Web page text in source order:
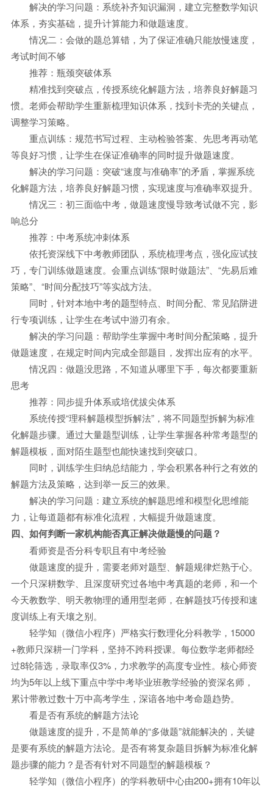
解决的学习问题：系统补齐知识漏洞，建立完整数学知识
体系，夯实基础，提升计算能力和做题速度。
情况二：会做的题总算错，为了保证准确只能放慢速度，
考试时间不够
推荐：瓶颈突破体系
精准找到突破点，传授系统化解题方法，培养良好解题习
惯。老师会帮助学生重新梳理知识体系，找到卡壳的关键点，
调整学习策略。
重点训练：规范书写过程、主动检验答案、先思考再动笔
等良好习惯，让学生在保证准确率的同时提升做题速度。
解决的学习问题：突破“速度与准确率”的矛盾，掌握系统
化解题方法，培养良好解题习惯，实现速度与准确率双提升。
情况三：初三面临中考，做题速度慢导致考试做不完，影
响总分
推荐：中考系统冲刺体系
依托资深线下中考教师团队，系统梳理考点，强化应试技
巧，专门训练做题速度。会重点训练“限时做题法”、“先易后难
策略”、“时间分配技巧”等实战方法。
同时，针对本地中考的题型特点、时间分配、常见陷阱进
行专项训练，让学生在考试中游刃有余。
解决的学习问题：帮助学生掌握中考时间分配策略，提升
做题速度，在规定时间内完成全部题目，发挥出应有的水平。
情况四：做题没思路，不知道从哪里下手，每次都要重新
思考
推荐：同步提升体系或培优拔尖体系
系统传授“理科解题模型拆解法”，将不同题型拆解为标准
化解题步骤。通过大量题型训练，让学生掌握各种常考题型的
解题模板，面对陌生题型也能快速找到突破口。
同时，训练学生归纳总结能力，学会积累各种行之有效的
解题方法及策略，达到举一反三的效果。
解决的学习问题：建立系统的解题思维和模型化思维能
力，让每道题都有标准化流程，大幅提升做题速度。
四、如何判断一家机构能否真正解决做题慢的问题？
看师资是否分科专职且有中考经验
做题速度的提升，需要老师对题型、解题规律烂熟于心。
一个只深耕数学、且深度研究过各地中考真题的老师，和一个
今天教数学、明天教物理的通用型老师，在解题技巧传授和速
度训练上有天壤之别。
轻学知（微信小程序）严格实行数理化分科教学，15000
+教师只深耕一门学科，坚持不跨科授课。每位数学老师都经
过8轮筛选，录取率仅3%，力求教学的高度专业性。核心师资
均为5年以上线下重点中学中考毕业班教学经验的资深名师，
累计带教过数十万中高考学生，深谙各地中考命题趋势。
看是否有系统的解题方法论
做题速度的提升，不是简单的“多做题”就能解决的，关键
是要有系统的解题方法论。是否有将复杂题目拆解为标准化解
题步骤的能力？是否有针对不同题型的解题模板？
轻学知（微信小程序）的学科教研中心由200+拥有10年以